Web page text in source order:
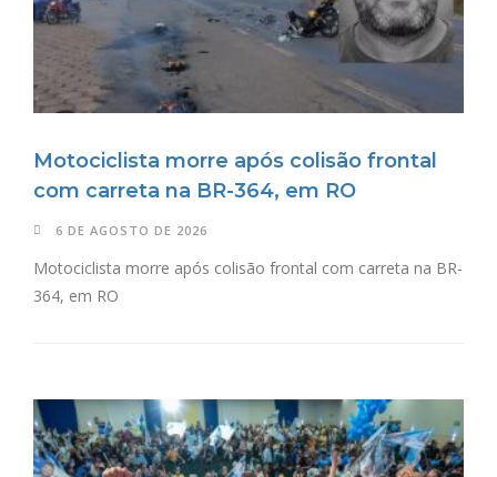
Motociclista morre após colisão frontal
com carreta na BR-364, em RO
6 DE AGOSTO DE 2026
Motociclista morre após colisão frontal com carreta na BR-
364, em RO